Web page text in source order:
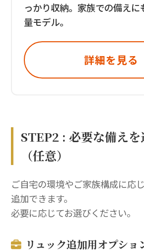
っかり収納。家族での備えに
量モデル。
詳細を見る
STEP2 : 必要な備えを
（任意）
ご自宅の環境やご家族構成に応
追加できます。
必要に応じてお選びください。
リュック追加用オプショ